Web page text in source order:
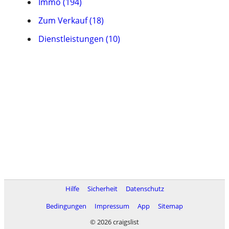
Zum Verkauf (18)
Dienstleistungen (10)
Hilfe Sicherheit
Datenschutz
Bedingungen
Impressum App
Sitemap
© 2026 craigslist